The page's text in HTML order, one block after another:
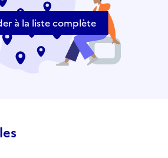
à la liste complète